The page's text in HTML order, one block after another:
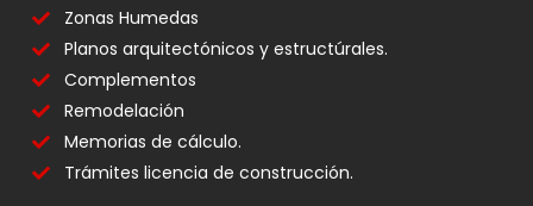
Zonas Humedas
Planos arquitectónicos y estructúrales.
Complementos
Remodelación
Memorias de cálculo.
Trámites licencia de construcción.